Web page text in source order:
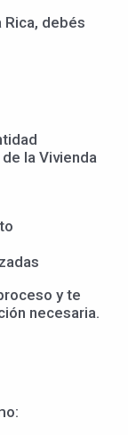
Rica, debés
la Vivienda
y te
necesaria.